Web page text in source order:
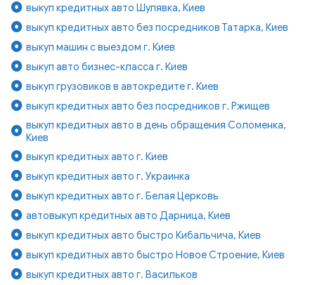
выкуп кредитных авто Шулявка, Киев
выкуп кредитных авто без посредников Татарка, Киев
выкуп машин с выездом г. Киев
выкуп авто бизнес-класса г. Киев
выкуп грузовиков в автокредите г. Киев
выкуп кредитных авто без посредников г. Ржищев
выкуп кредитных авто в день обращения Соломенка,
Киев
выкуп кредитных авто г. Киев
выкуп кредитных авто г. Украинка
выкуп кредитных авто г. Белая Церковь
автовыкуп кредитных авто Дарница, Киев
выкуп кредитных авто быстро Кибальчича, Киев
выкуп кредитных авто быстро Новое Строение, Киев
выкуп кредитных авто г. Васильков